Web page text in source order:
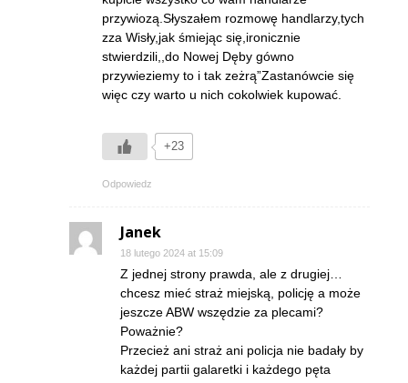
przywiozą.Słyszałem rozmowę handlarzy,tych
zza Wisły,jak śmiejąc się,ironicznie
stwierdzili,,do Nowej Dęby gówno
przywieziemy to i tak zeżrą”Zastanówcie się
więc czy warto u nich cokolwiek kupować.
+23
Odpowiedz
Janek
18 lutego 2024 at 15:09
Z jednej strony prawda, ale z drugiej…
chcesz mieć straż miejską, policję a może
jeszcze ABW wszędzie za plecami?
Poważnie?
Przecież ani straż ani policja nie badały by
każdej partii galaretki i każdego pęta